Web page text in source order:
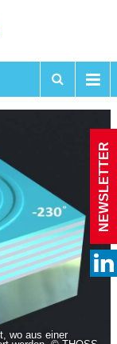
wo aus einer
NEWSLETTER